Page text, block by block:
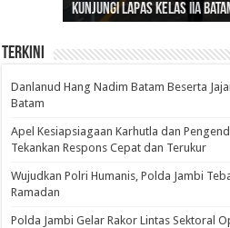
Kunjungi Lapas Kelas IIA
Jambi Bahas Sinergitas
Penerus
Penuhi Kebutuhannya
dengan Pengaruh
Terkini
Danlanud Hang Nadim Batam Beserta
Batam
Apel Kesiapsiagaan Karhutla dan
Tekankan Respons Cepat dan Terukur
Wujudkan Polri Humanis, Polda Jambi
Ramadan
Polda Jambi Gelar Rakor Lintas Sektoral